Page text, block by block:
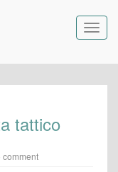
tattico
comment